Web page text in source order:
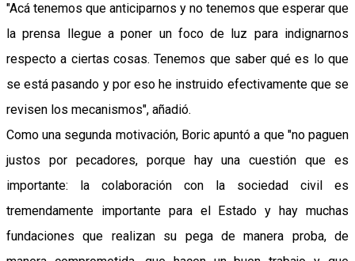
"Acá tenemos que anticiparnos y no tenemos que esperar que
la prensa llegue a poner un foco de luz para indignarnos
respecto a ciertas cosas. Tenemos que saber qué es lo que
se está pasando y por eso he instruido efectivamente que se
revisen los mecanismos", añadió.
Como una segunda motivación, Boric apuntó a que "no paguen
justos por pecadores, porque hay una cuestión que es
importante: la colaboración con la sociedad civil es
tremendamente importante para el Estado y hay muchas
fundaciones que realizan su pega de manera proba, de